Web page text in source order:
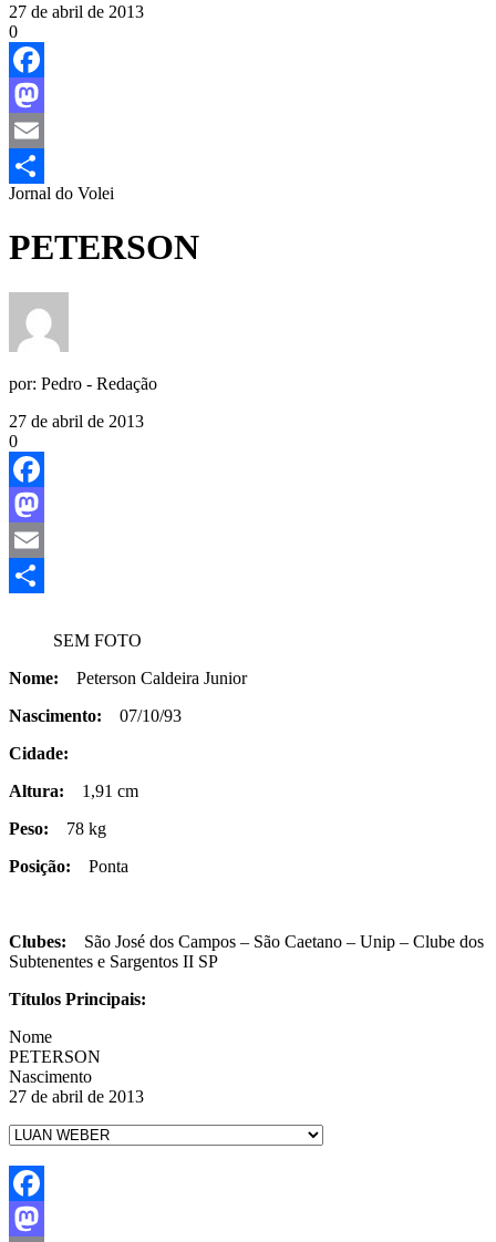
27 de abril de 2013
0
Facebook
Mastodon
Email
Share
Jornal do Volei
PETERSON
por: Pedro - Redação
27 de abril de 2013
0
Facebook
Mastodon
Email
SEM FOTO
Nome: Peterson Caldeira Junior
Nascimento: 07/10/93
Cidade:
Altura: 1,91 cm
Peso: 78 kg
Posição: Ponta
Clubes: São José dos Campos – São Caetano – Unip – Clube dos
Subtenentes e Sargentos II SP
Títulos Principais:
Nome
PETERSON
Nascimento
27 de abril de 2013
Facebook